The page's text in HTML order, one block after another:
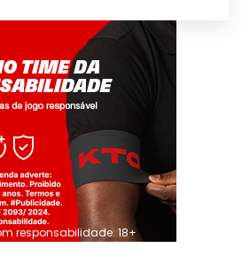
responsabilidade. 18+